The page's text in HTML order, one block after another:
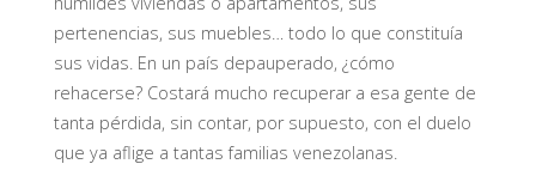
pertenencias, sus muebles… todo lo que constituía
sus vidas. En un país depauperado, ¿cómo
rehacerse? Costará mucho recuperar a esa gente de
tanta pérdida, sin contar, por supuesto, con el duelo
que ya aflige a tantas familias venezolanas.